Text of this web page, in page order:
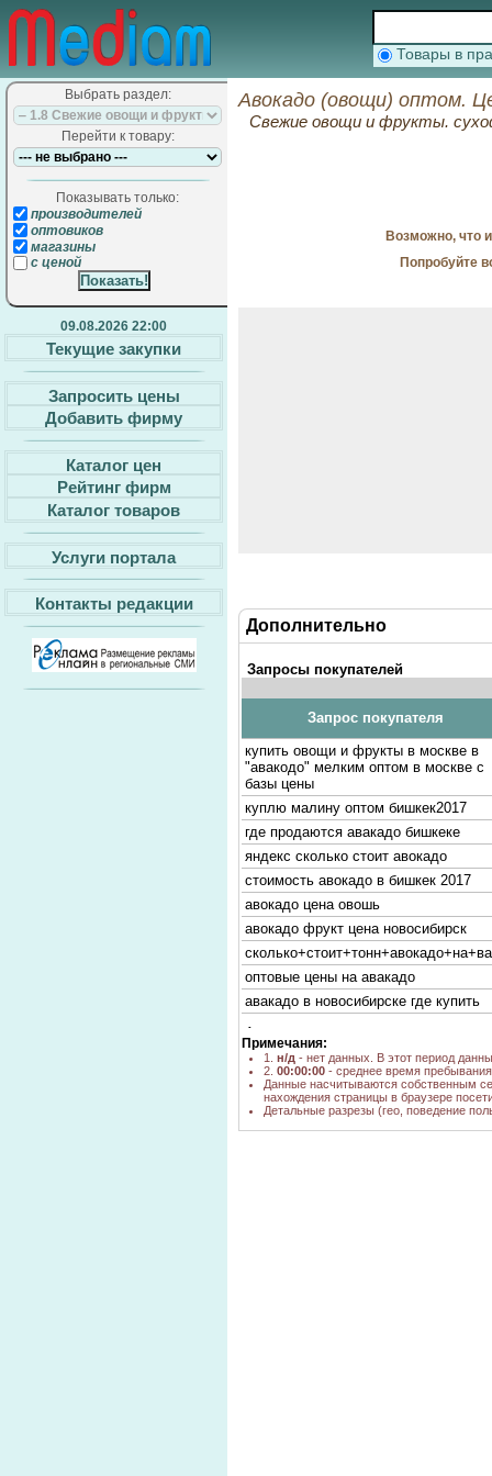
Товары в
Выбрать раздел:
Перейти к товару:
Показывать только:
производителей
оптовиков
магазины
с ценой
09.08.2026 22:00
Текущие закупки
Запросить цены
Добавить фирму
Каталог цен
Рейтинг фирм
Каталог товаров
Услуги портала
Контакты редакции
Авокадо (овощи) оптом.
Свежие овощи и фрукты.
Возможно, что
Попробуйте
Дополнительно
Запросы покупателей
Запрос покупателя
купить овощи и фрукты в москве в
"авакодо" мелким оптом в москве с
базы цены
куплю малину оптом бишкек2017
где продаются авакадо бишкеке
яндекс сколько стоит авокадо
стоимость авокадо в бишкек 2017
авокадо цена овошь
авокадо фрукт цена новосибирск
оптовые цены на авакадо
авакадо в новосибирске где купить
Авокадо в бишкеке
авокадо новосибирск
авокадо свежие оптовая цена
авокадо сезонность
Примечания:
1. н/д - нет данных. В этот период
2. 00:00:00 - среднее время
Данные насчитываются собственным
нахождения страницы в браузере
Детальные разрезы (гео, поведение